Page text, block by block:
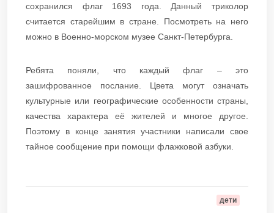
сохранился флаг 1693 года. Данный триколор
считается старейшим в стране. Посмотреть на него
можно в Военно-морском музее Санкт-Петербурга.
Ребята поняли, что каждый флаг – это
зашифрованное послание. Цвета могут означать
культурные или географические особенности страны,
качества характера её жителей и многое другое.
Поэтому в конце занятия участники написали свое
тайное сообщение при помощи флажковой азбуки.
дети